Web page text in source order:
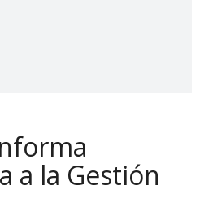
a la Gestión